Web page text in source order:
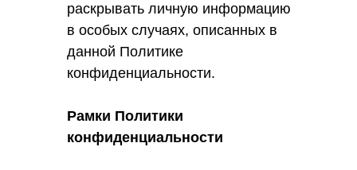
раскрывать личную информацию
в особых случаях, описанных в
данной Политике
конфиденциальности.
Рамки Политики
конфиденциальности